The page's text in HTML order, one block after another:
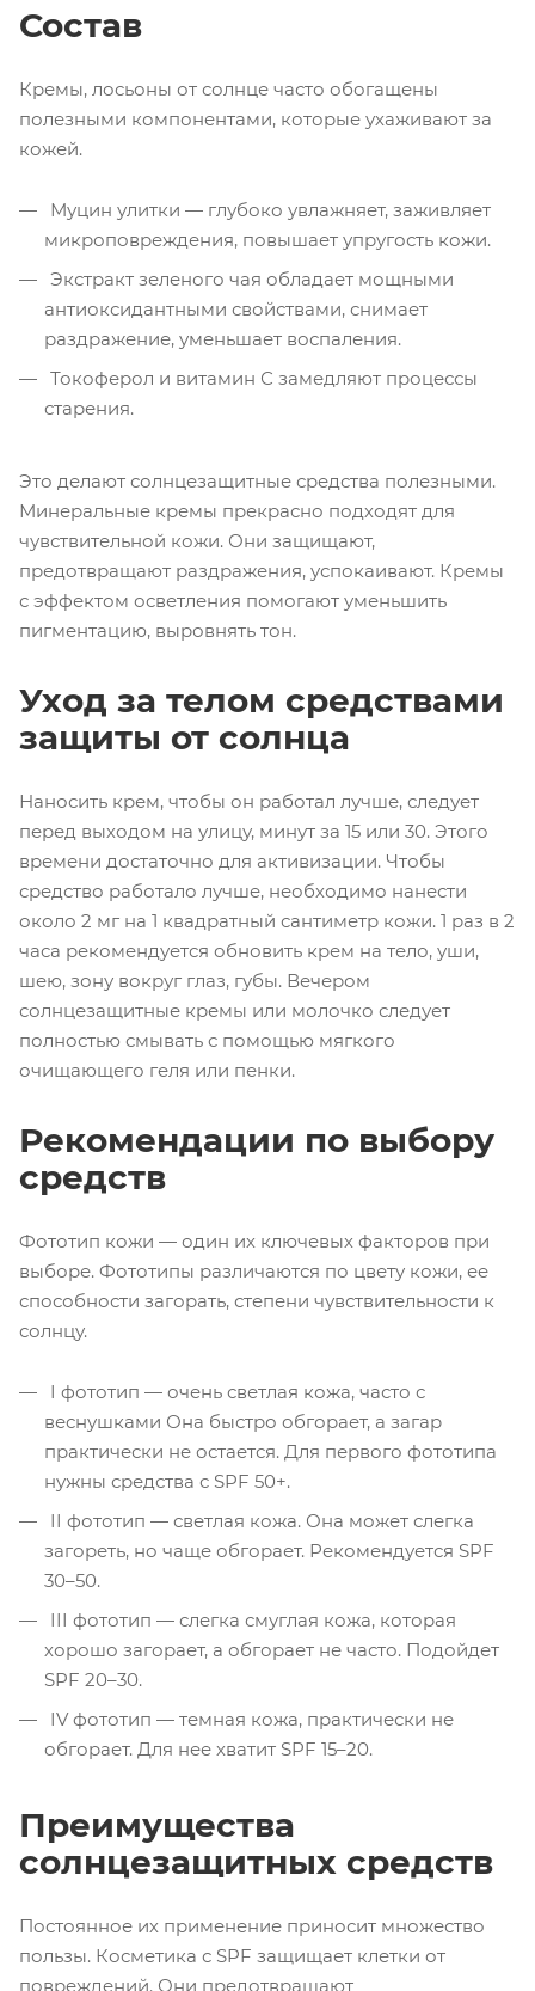
Состав
Кремы, лосьоны от солнце часто обогащены
полезными компонентами, которые ухаживают за
кожей.
Муцин улитки — глубоко увлажняет, заживляет
микроповреждения, повышает упругость кожи.
Экстракт зеленого чая обладает мощными
антиоксидантными свойствами, снимает
раздражение, уменьшает воспаления.
Токоферол и витамин С замедляют процессы
старения.
Это делают солнцезащитные средства полезными.
Минеральные кремы прекрасно подходят для
чувствительной кожи. Они защищают,
предотвращают раздражения, успокаивают. Кремы
с эффектом осветления помогают уменьшить
пигментацию, выровнять тон.
Уход за телом средствами
защиты от солнца
Наносить крем, чтобы он работал лучше, следует
перед выходом на улицу, минут за 15 или 30. Этого
времени достаточно для активизации. Чтобы
средство работало лучше, необходимо нанести
около 2 мг на 1 квадратный сантиметр кожи. 1 раз в 2
часа рекомендуется обновить крем на тело, уши,
шею, зону вокруг глаз, губы. Вечером
солнцезащитные кремы или молочко следует
полностью смывать с помощью мягкого
очищающего геля или пенки.
Рекомендации по выбору
средств
Фототип кожи — один их ключевых факторов при
выборе. Фототипы различаются по цвету кожи, ее
способности загорать, степени чувствительности к
солнцу.
I фототип — очень светлая кожа, часто с
веснушками Она быстро обгорает, а загар
практически не остается. Для первого фототипа
нужны средства с SPF 50+.
II фототип — светлая кожа. Она может слегка
загореть, но чаще обгорает. Рекомендуется SPF
30–50.
III фототип — слегка смуглая кожа, которая
хорошо загорает, а обгорает не часто. Подойдет
SPF 20–30.
IV фототип — темная кожа, практически не
обгорает. Для нее хватит SPF 15–20.
Преимущества
солнцезащитных средств
Постоянное их применение приносит множество
пользы. Косметика с SPF защищает клетки от
повреждений. Они предотвращают